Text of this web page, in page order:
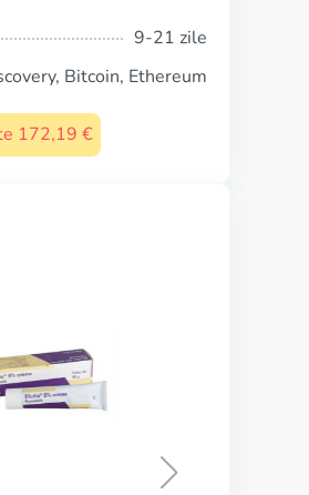
9-21 zile
Bitcoin, Ethereum
172,19 €